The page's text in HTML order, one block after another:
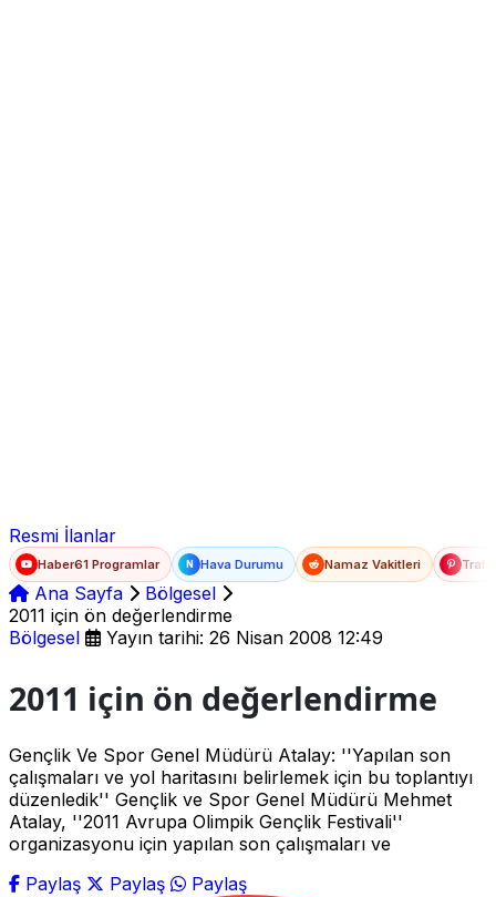
Resmi İlanlar
Haber61 Programlar N Hava Durumu Namaz Vakitleri
Ana Sayfa
Bölgesel
2011 için ön değerlendirme
Bölgesel
Yayın tarihi: 26 Nisan 2008 12:49
2011 için ön değerlendirme
Gençlik Ve Spor Genel Müdürü Atalay: ''Yapılan son
çalışmaları ve yol haritasını belirlemek için bu toplantıyı
düzenledik'' Gençlik ve Spor Genel Müdürü Mehmet
Atalay, ''2011 Avrupa Olimpik Gençlik Festivali''
organizasyonu için yapılan son çalışmaları ve
Paylaş
Paylaş Paylaş